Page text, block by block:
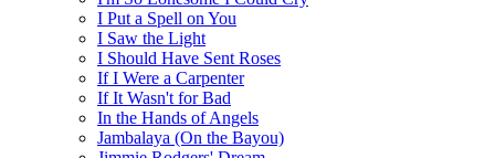
I Put a Spell on You
I Saw the Light
I Should Have Sent Roses
If I Were a Carpenter
If It Wasn't for Bad
In the Hands of Angels
Jambalaya (On the Bayou)